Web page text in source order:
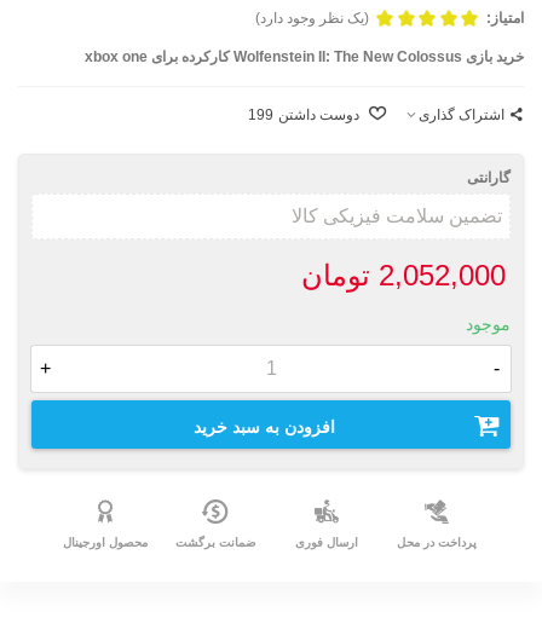
امتیاز: (یک نظر وجود دارد)
خرید بازی Wolfenstein II: The New Colossus کارکرده برای xbox one
اشتراک گذاری دوست داشتن 199
گارانتی
2,052,000 تومان
موجود
-
+
افزودن به سبد خرید
پرداخت در محل ارسال فوری ضمانت برگشت محصول اورجینال